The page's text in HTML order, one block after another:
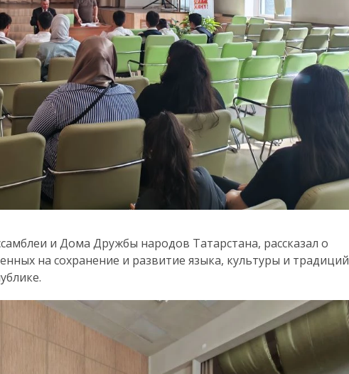
и Дома Дружбы народов Татарстана, рассказал о
на сохранение и развитие языка, культуры и традиций